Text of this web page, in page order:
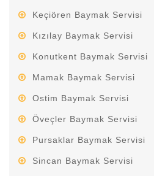
Keçiören Baymak Servisi
Kızılay Baymak Servisi
Konutkent Baymak Servisi
Mamak Baymak Servisi
Ostim Baymak Servisi
Öveçler Baymak Servisi
Pursaklar Baymak Servisi
Sincan Baymak Servisi